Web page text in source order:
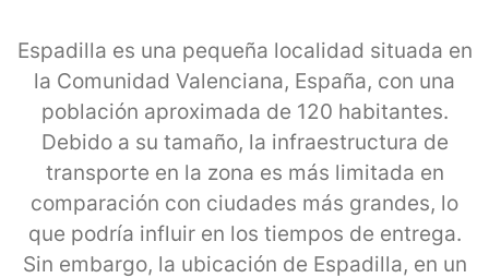
Espadilla es una pequeña localidad situada en
la Comunidad Valenciana, España, con una
población aproximada de 120 habitantes.
Debido a su tamaño, la infraestructura de
transporte en la zona es más limitada en
comparación con ciudades más grandes, lo
que podría influir en los tiempos de entrega.
Sin embargo, la ubicación de Espadilla, en un